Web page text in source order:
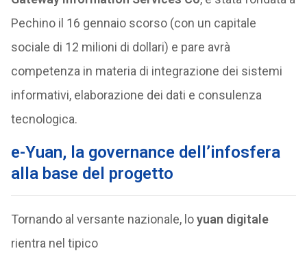
Pechino il 16 gennaio scorso (con un capitale
sociale di 12 milioni di dollari) e pare avrà
competenza in materia di integrazione dei sistemi
informativi, elaborazione dei dati e consulenza
tecnologica.
e-Yuan, la governance dell’infosfera
alla base del progetto
Tornando al versante nazionale, loyuan digitale
rientra nel tipico